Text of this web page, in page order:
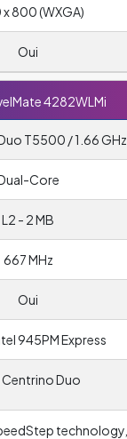
800 (WXGA)
Oui
4282WLMi
T5500 / 1.66 GHz
Core
L2 - 2 MB
667 MHz
Oui
945PM Express
Centrino Duo
technology,